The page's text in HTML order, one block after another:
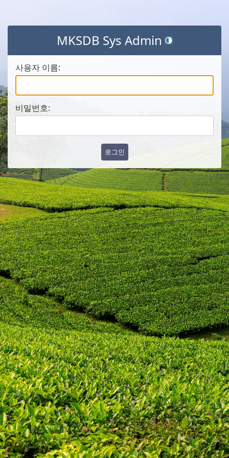
MKSDB Sys Admin 테마 토글 (현재 테마
사용자 이름:
비밀번호: